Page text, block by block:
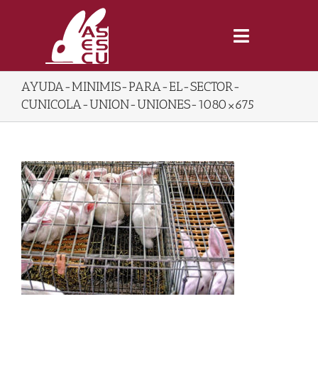
Toggle
Inicio
Tienda
Lonjas
Symposiums
AYUDA-MINIMIS-PARA-EL-SECTOR-
CUNICOLA-UNION-UNIONES-1080×675